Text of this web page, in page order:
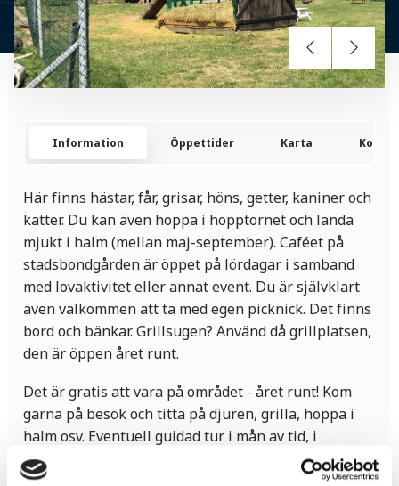
Information Öppettider Karta
Här finns hästar, får, grisar, höns, getter, kaniner och
katter. Du kan även hoppa i hopptornet och landa
mjukt i halm (mellan maj-september). Caféet på
stadsbondgården är öppet på lördagar i samband
med lovaktivitet eller annat event. Du är självklart
även välkommen att ta med egen picknick. Det finns
bord och bänkar. Grillsugen? Använd då grillplatsen,
den är öppen året runt.
Det är gratis att vara på området - året runt! Kom
gärna på besök och titta på djuren, grilla, hoppa i
halm osv. Eventuell guidad tur i mån av tid, i
överenskommelse med personal.